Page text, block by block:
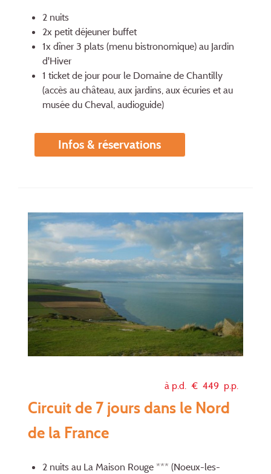
2 nuits
2x petit déjeuner buffet
1x dîner 3 plats (menu bistronomique) au Jardin
d'Hiver
1 ticket de jour pour le Domaine de Chantilly
(accès au château, aux jardins, aux écuries et au
musée du Cheval, audioguide)
Infos & réservations
à p.d. € 449 p.p.
Circuit de 7 jours dans le Nord
de la France
2 nuits au La Maison Rouge *** (Noeux-les-